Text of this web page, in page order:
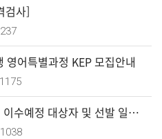
검사]
237
영어특별과정 KEP 모집안내
1175
[교직] 2020학년도 교직과정 이수예정 대상자 및 선발 일정 공지(20.01.10 업데이트)
1038